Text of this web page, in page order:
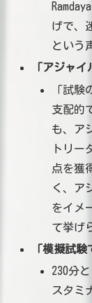
げで、
という
「アジャイ
「試
支配的
も、ア
トリー
点を獲
く、ア
をイメ
て挙げ
「模擬試験
230分
スタミ